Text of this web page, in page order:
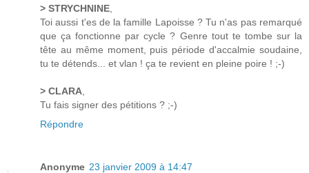
> STRYCHNINE
Toi aussi t'es de la famille Lapoisse ? Tu n'as pas remarqué
que ça fonctionne par cycle ? Genre tout te tombe sur la
tête au même moment, puis période d'accalmie soudaine,
tu te détends... et vlan ! ça te revient en pleine poire ! ;-)
> CLARA
Tu fais signer des pétitions ? ;-)
Répondre
Anonyme 23 janvier 2009 à 14:47